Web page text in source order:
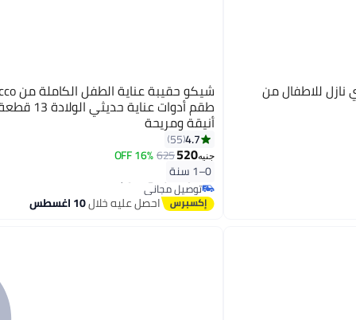
للاطفال من
طقم أدوات عناية
أنيقة ومريحة
4.7
55
جنيه520
625
16% OFF
0–1 سنة#11 في أطقم العناية بالأظافر
أقل سعر في 7 يوم
توصيل مجاني
#11 في أطقم العناية بالأظافر احصل عليه خلال10 اغسطس